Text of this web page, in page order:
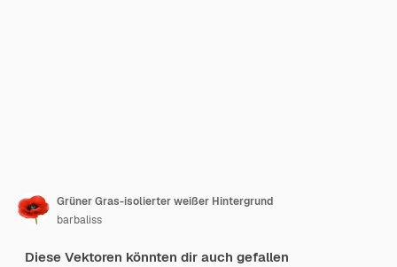
Grüner Gras-isolierter weißer Hintergrund
barbaliss
Diese Vektoren könnten dir auch gefallen